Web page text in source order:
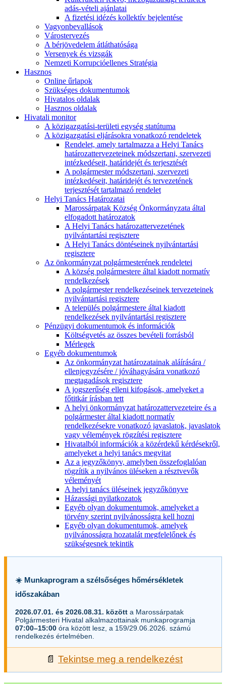
adás-vételi ajánlatai
A fizetési idézés kollektív bejelentése
Vagyonbevallások
Várostervezés
A bérjövedelem átláthatósága
Versenyek és vizsgák
Nemzeti Korrupcióellenes Stratégia
Hasznos
Online űrlapok
Szükséges dokumentumok
Hivatalos oldalak
Hasznos oldalak
Hivatali monitor
A közigazgatási-területi egység statútuma
A közigazgatási eljárásokra vonatkozó rendeletek
Rendelet, amely tartalmazza a Helyi Tanács
határozattervezeteinek módszertani, szervezeti
intézkedéseit, határidejét és terjesztését
A polgármester módszertani, szervezeti
intézkedéseit, határidejét és tervezetének
terjesztését tartalmazó rendelet
Helyi Tanács Határozatai
Marossárpatak Község Önkormányzata által
elfogadott határozatok
A Helyi Tanács határozattervezetének
nyilvántartási regisztere
A Helyi Tanács döntéseinek nyilvántartási
regisztere
Az önkormányzat polgármesterének rendeletei
A község polgármestere által kiadott normatív
rendelkezések
A polgármester rendelkezéseinek tervezeteinek
nyilvántartási regisztere
A település polgármestere által kiadott
rendelkezések nyilvántartási regisztere
Pénzügyi dokumentumok és információk
Költségvetés az összes bevételi forrásból
Mérlegek
Egyéb dokumentumok
Az önkormányzat határozatainak aláírására /
ellenjegyzésére / jóváhagyására vonatkozó
megtagadások regisztere
A jogszerűség elleni kifogások, amelyeket a
főtitkár írásban tett
A helyi önkormányzat határozattervezeteire és a
polgármester által kiadott normatív
rendelkezésekre vonatkozó javaslatok, javaslatok
vagy vélemények rögzítési regisztere
Hivatalból információk a közérdekű kérdésekről,
amelyeket a helyi tanács megvitat
Az a jegyzőkönyv, amelyben összefoglalóan
rögzítik a nyilvános üléseken a résztvevők
véleményét
A helyi tanács üléseinek jegyzőkönyve
Házassági nyilatkozatok
Egyéb olyan dokumentumok, amelyeket a
törvény szerint nyilvánosságra kell hozni
Egyéb olyan dokumentumok, amelyek
nyilvánosságra hozatalát megfelelőnek és
szükségesnek tekintik
☀️ Munkaprogram a szélsőséges hőmérsékletek
időszakában
2026.07.01. és 2026.08.31. között a Marossárpatak
Polgármesteri Hivatal alkalmazottainak munkaprogramja
07:00–15:00 óra között lesz, a 159/29.06.2026. számú
rendelkezés értelmében.
📄 Tekintse meg a rendelkezést